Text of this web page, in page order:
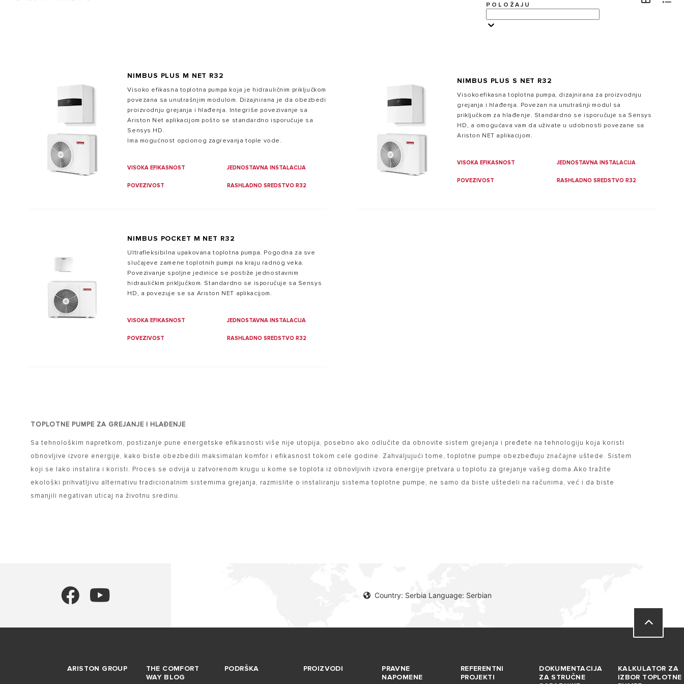
POSETITE
PAMETNI DOM
SVI MODELI BOJLERI
Zašto izabrati Ariston bojler?
Širok asortiman bojlera Ariston je dizajniran da pruži
savršenu kombinaciju visoke efikasnosti, uštede
POLOŽAJU
NIMBUS PLUS M NET R32
Visoko efikasna toplotna pumpa koja je hidrauličnim priključkom
povezana sa unutrašnjim modulom. Dizajnirana je da obezbedi
proizvodnju grejanja i hlađenja. Integriše povezivanje sa
Ariston Net aplikacijom pošto se standardno isporučuje sa
Sensys HD.
Ima mogućnost opcionog zagrevanja tople vode.
VISOKA EFIKASNOST JEDNOSTAVNA INSTALACIJA
POVEZIVOST RASHLADNO SREDSTVO R32
NIMBUS PLUS S NET R32
Visokoefikasna toplotna pumpa, dizajnirana za proizvodnju
grejanja i hlađenja. Povezan na unutrašnji modul sa
priključkom za hlađenje. Standardno se isporučuje sa Sensys
HD, a omogućava vam da uživate u udobnosti povezane sa
Ariston NET aplikacijom.
VISOKA EFIKASNOST JEDNOSTAVNA INSTALACIJA
POVEZIVOST RASHLADNO SREDSTVO R32
NIMBUS POCKET M NET R32
Ultrafleksibilna upakovana toplotna pumpa. Pogodna za sve
slučajeve zamene toplotnih pumpi na kraju radnog veka.
Povezivanje spoljne jedinice se postiže jednostavnim
hidrauličkim priključkom. Standardno se isporučuje sa Sensys
HD, a povezuje se sa Ariston NET aplikacijom.
VISOKA EFIKASNOST JEDNOSTAVNA INSTALACIJA
POVEZIVOST RASHLADNO SREDSTVO R32
TOPLOTNE PUMPE ZA GREJANJE I HLAĐENJE
Sa tehnološkim napretkom, postizanje pune energetske efikasnosti više nije utopija, posebno ako odlučite da obnovite sistem grejanja i pređete na tehnologiju koja koristi
obnovljive izvore energije, kako biste obezbedili maksimalan komfor i efikasnost tokom cele godine. Zahvaljujući tome, toplotne pumpe obezbeđuju značajne uštede. Sistem
koji se lako instalira i koristi. Proces se odvija u zatvorenom krugu u kome se toplota iz obnovljivih izvora energije pretvara u toplotu za grejanje vašeg doma.Ako tražite
ekološki prihvatljivu alternativu tradicionalnim sistemima grejanja, razmislite o instaliranju sistema toplotne pumpe, ne samo da biste uštedeli na računima, već i da biste
smanjili negativan uticaj na životnu sredinu.
Country: Serbia Language: Serbian
ARISTON GROUP
THE COMFORT
WAY BLOG
PODRŠKA PROIZVODI
PRAVNE
NAPOMENE
REFERENTNI
PROJEKTI
DOKUMENTACIJA
ZA STRUČNE
KALKULATOR ZA
IZBOR TOPLOTNE